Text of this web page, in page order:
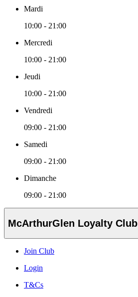
Mardi
10:00 - 21:00
Mercredi
10:00 - 21:00
Jeudi
10:00 - 21:00
Vendredi
09:00 - 21:00
Samedi
09:00 - 21:00
Dimanche
09:00 - 21:00
McArthurGlen Loyalty Club
Join Club
Login
T&Cs